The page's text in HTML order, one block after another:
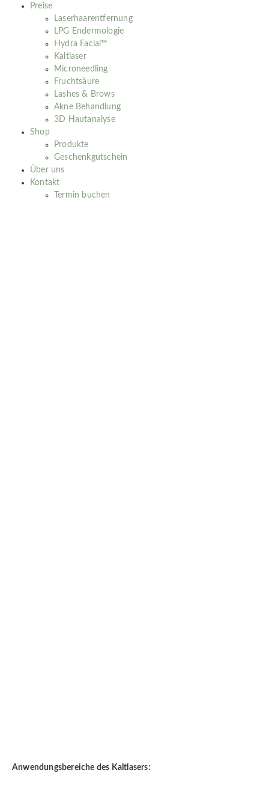
Preise
Laserhaarentfernung
LPG Endermologie
Hydra Facial™
Kaltlaser
Microneedling
Fruchtsäure
Lashes & Brows
Akne Behandlung
3D Hautanalyse
Shop
Produkte
Geschenkgutschein
Über uns
Kontakt
Termin buchen
Anwendungsbereiche des Kaltlasers: